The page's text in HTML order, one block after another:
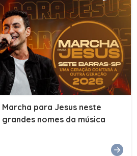
para Jesus neste
nomes da música